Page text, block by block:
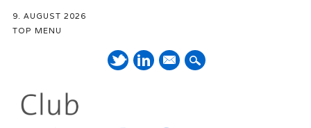
9. AUGUST 2026
TOP MENU
Mail